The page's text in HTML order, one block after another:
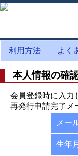
利用方法 よく
本人情報の確
会員登録時に入力
再発行申請完了メ
メー
生年